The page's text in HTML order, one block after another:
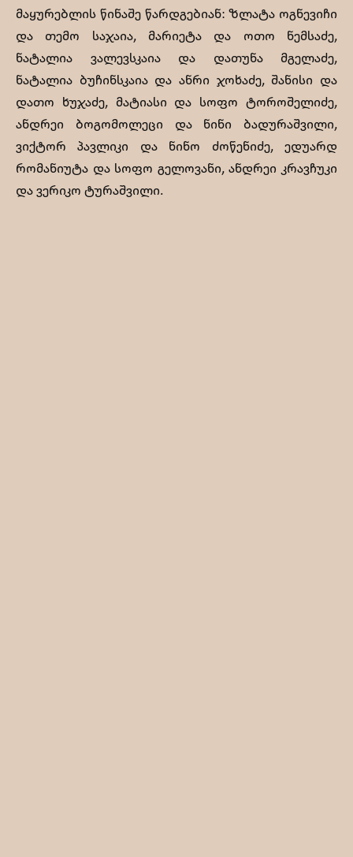
მაყურებლის წინაშე წარდგებიან: ზლატა ოგნევიჩი
და თემო საჯაია, მარიეტა და ოთო ნემსაძე,
ნატალია ვალევსკაია და დათუნა მგელაძე,
ნატალია ბუჩინსკაია და ანრი ჯოხაძე, შანისი და
დათო ხუჯაძე, მატიასი და სოფო ტოროშელიძე,
ანდრეი ბოგომოლეცი და ნინი ბადურაშვილი,
ვიქტორ პავლიკი და ნინო ძოწენიძე, ედუარდ
რომანიუტა და სოფო გელოვანი, ანდრეი კრავჩუკი
და ვერიკო ტურაშვილი.